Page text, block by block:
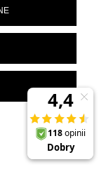
HAUS BH-1669
255,00 zł
DO KOSZYKA